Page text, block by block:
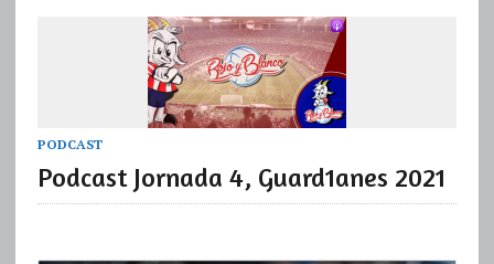
PODCAST
Podcast Jornada 4, Guard1anes 2021